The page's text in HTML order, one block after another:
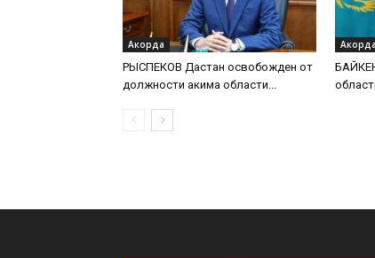
Акорда
РЫСПЕКОВ Дастан освобожден от
должности акима области...
Акорда